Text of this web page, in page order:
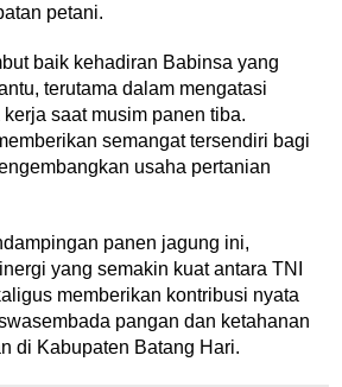
petani.
baik kehadiran Babinsa yang
terutama dalam mengatasi
saat musim panen tiba.
semangat tersendiri bagi
usaha pertanian
panen jagung ini,
yang semakin kuat antara TNI
memberikan kontribusi nyata
pangan dan ketahanan
di Kabupaten Batang Hari.